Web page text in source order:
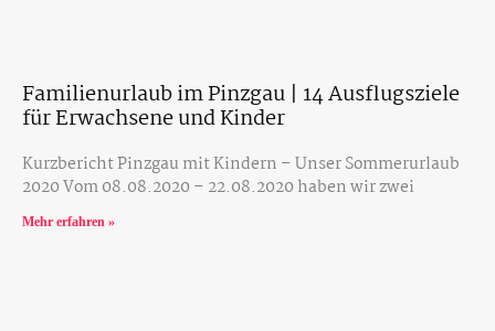
Familienurlaub im Pinzgau | 14 Ausflugsziele
für Erwachsene und Kinder
Kurzbericht Pinzgau mit Kindern – Unser Sommerurlaub
2020 Vom 08.08.2020 – 22.08.2020 haben wir zwei
Mehr erfahren »